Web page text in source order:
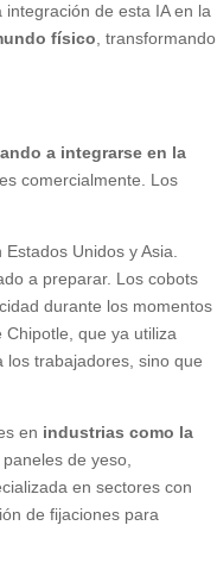
de esta IA en la
físico , transformando
a integrarse en la
comercialmente. Los
Unidos y Asia.
a preparar. Los cobots
durante los momentos
que ya utiliza
los trabajadores, sino que
en industrias como la
de yeso,
en sectores con
de fijaciones para